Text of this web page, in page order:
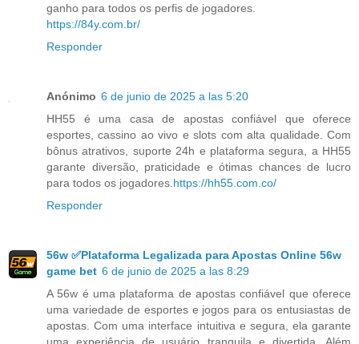
ganho para todos os perfis de jogadores.
https://84y.com.br/
Responder
Anónimo 6 de junio de 2025 a las 5:20
HH55 é uma casa de apostas confiável que oferece
esportes, cassino ao vivo e slots com alta qualidade. Com
bônus atrativos, suporte 24h e plataforma segura, a HH55
garante diversão, praticidade e ótimas chances de lucro
para todos os jogadores.https://hh55.com.co/
Responder
56w ✅Plataforma Legalizada para Apostas Online 56w
game bet 6 de junio de 2025 a las 8:29
A 56w é uma plataforma de apostas confiável que oferece
uma variedade de esportes e jogos para os entusiastas de
apostas. Com uma interface intuitiva e segura, ela garante